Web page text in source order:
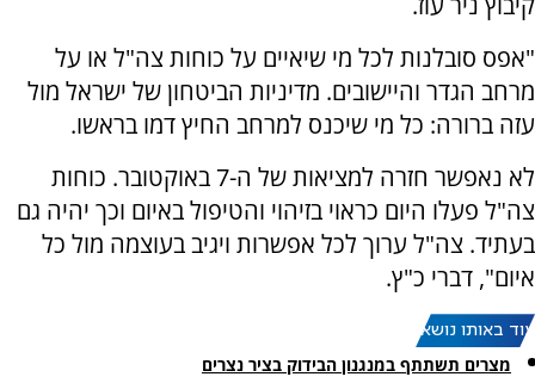
"אפס סובלנות לכל מי שיאיים על כוחות צה"ל או על
מרחב הגדר והיישובים. מדיניות הביטחון של ישראל מול
עזה ברורה: כל מי שיכנס למרחב החיץ דמו בראשו.
לא נאפשר חזרה למציאות של ה-7 באוקטובר. כוחות
צה"ל פעלו היום כראוי בזיהוי והטיפול באיום וכך יהיה גם
בעתיד. צה"ל ערוך לכל אפשרות ויגיב בעוצמה מול כל
איום", דברי כ"ץ.
עוד באותו נושא:
מצרים תשתתף במנגנון הבידוק בציר נצרים